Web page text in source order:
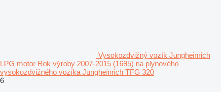
Vysokozdvižný vozík Jungheinrich
LPG motor Rok výroby 2007-2015 (1695) na plynového
vysokozdvižného vozíka Jungheinrich TFG 320
6